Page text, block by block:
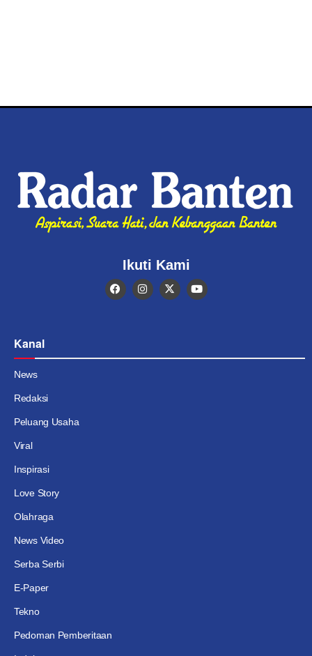
Ikuti Kami
Kanal
News
Redaksi
Peluang Usaha
Viral
Inspirasi
Love Story
Olahraga
News Video
Serba Serbi
E-Paper
Tekno
Pedoman Pemberitaan